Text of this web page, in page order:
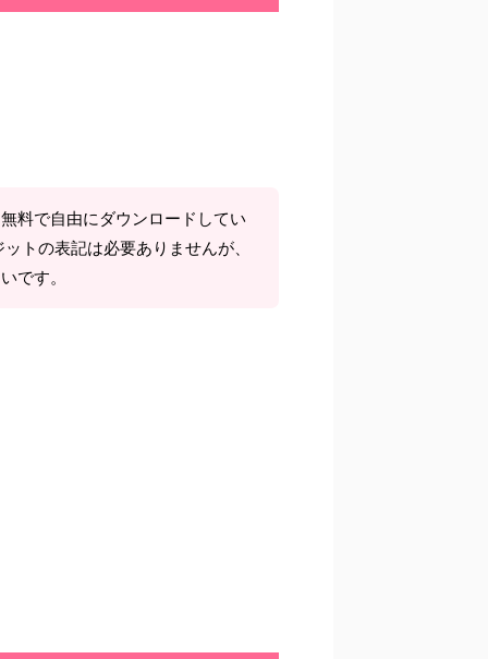
料で自由にダウンロードしてい
トの表記は必要ありませんが、
です。